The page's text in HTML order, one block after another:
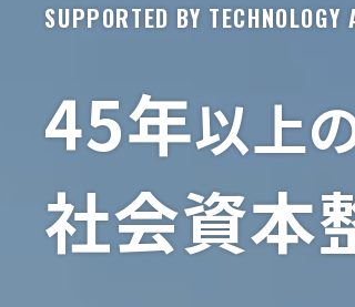
SUPPORTED BY TECHNOLOGY
45年以上
社会資本